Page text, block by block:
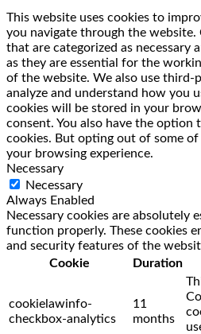
This website uses cookies to
you navigate through the
that are categorized as necessary
as they are essential for the
of the website. We also use third-
analyze and understand how you
cookies will be stored in your
consent. You also have the
cookies. But opting out of some
your browsing experience.
Necessary
Necessary
Always Enabled
Necessary cookies are absolutely
function properly. These cookies
and security features of the
Cookie
Duration
cookielawinfo-
checkbox-analytics
11
months